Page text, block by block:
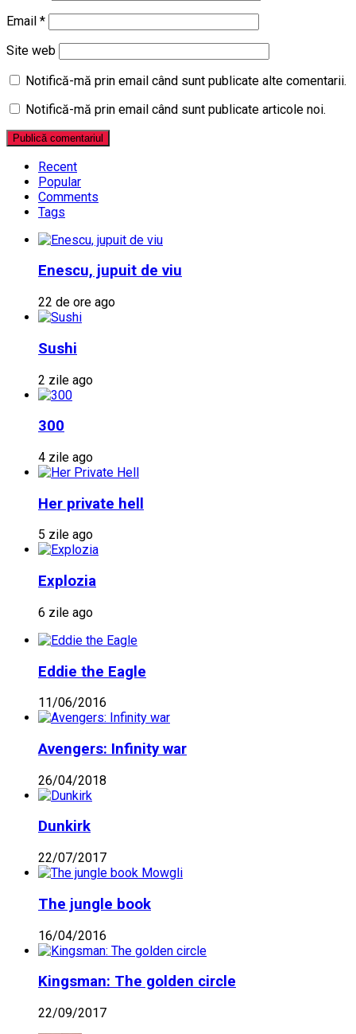
Email *
Site web
Notifică-mă prin email când sunt publicate alte comentarii.
Notifică-mă prin email când sunt publicate articole noi.
Recent
Popular
Comments
Tags
Enescu, jupuit de viu
22 de ore ago
Sushi
2 zile ago
300
4 zile ago
Her private hell
5 zile ago
Explozia
6 zile ago
Eddie the Eagle
11/06/2016
Avengers: Infinity war
26/04/2018
Dunkirk
22/07/2017
The jungle book
16/04/2016
Kingsman: The golden circle
22/09/2017